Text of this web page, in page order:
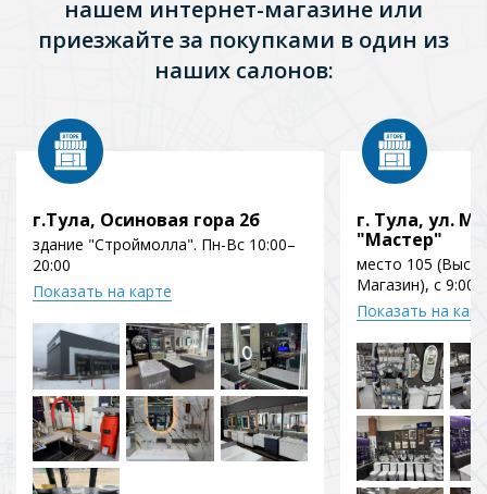
нашем интернет-магазине или
приезжайте за покупками в один из
наших салонов:
г.Тула, Осиновая гора 2б
здание "Строймолла". Пн-Вс 10:00–
20:00
Показать на карте
г. Тула, ул.
"Мастер"
место 105
Магазин), с 9:00
Показать на